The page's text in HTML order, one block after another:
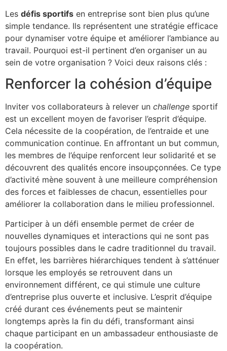
Les défis sportifs en entreprise sont bien plus qu’une
simple tendance. Ils représentent une stratégie efficace
pour dynamiser votre équipe et améliorer l’ambiance au
travail. Pourquoi est-il pertinent d’en organiser un au
sein de votre organisation ? Voici deux raisons clés :
Renforcer la cohésion d’équipe
Inviter vos collaborateurs à relever un challenge sportif
est un excellent moyen de favoriser l’esprit d’équipe.
Cela nécessite de la coopération, de l’entraide et une
communication continue. En affrontant un but commun,
les membres de l’équipe renforcent leur solidarité et se
découvrent des qualités encore insoupçonnées. Ce type
d’activité mène souvent à une meilleure compréhension
des forces et faiblesses de chacun, essentielles pour
améliorer la collaboration dans le milieu professionnel.
Participer à un défi ensemble permet de créer de
nouvelles dynamiques et interactions qui ne sont pas
toujours possibles dans le cadre traditionnel du travail.
En effet, les barrières hiérarchiques tendent à s’atténuer
lorsque les employés se retrouvent dans un
environnement différent, ce qui stimule une culture
d’entreprise plus ouverte et inclusive. L’esprit d’équipe
créé durant ces événements peut se maintenir
longtemps après la fin du défi, transformant ainsi
chaque participant en un ambassadeur enthousiaste de
la coopération.